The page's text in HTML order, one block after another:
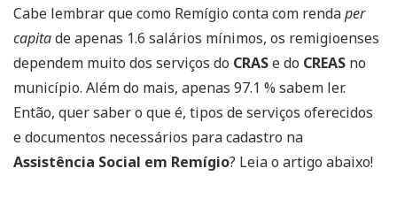
Cabe lembrar que como Remígio conta com rendaper
capitade apenas 1.6 salários mínimos, os remigioenses
dependem muito dos serviços do CRASe do CREAS no
município. Além do mais, apenas 97.1 % sabem ler.
Então, quer saber o que é, tipos de serviços oferecidos
e documentos necessários para cadastro na
Assistência Social em Remígio? Leia o artigo abaixo!